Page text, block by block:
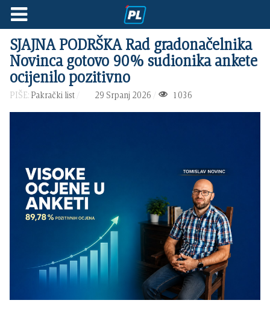
SJAJNA PODRŠKA Rad gradonačelnika
Novinca gotovo 90% sudionika ankete
ocijenilo pozitivno
PIŠE: Pakrački list 29 Srpanj 2026 1036